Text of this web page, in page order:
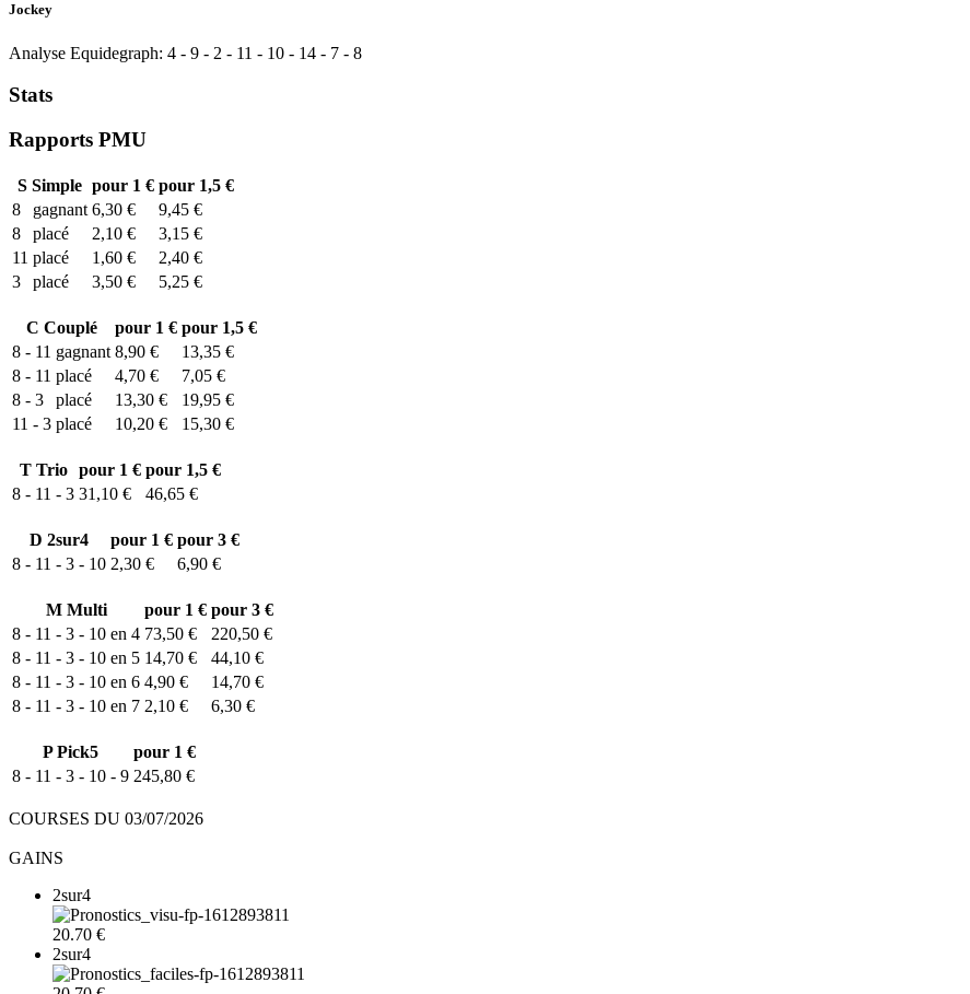
Jockey
Analyse Equidegraph: 4 - 9 - 2 - 11 - 10 - 14 - 7 - 8
Stats
Rapports PMU
S Simple pour 1 € pour 1,5 €
8
gagnant 6,30 €
9,45 €
8
placé 2,10 €
3,15 €
11 placé 1,60 €
2,40 €
3
placé 3,50 € 5,25 €
C Couplé pour 1 € pour 1,5 €
8 - 11 gagnant 8,90 €
13,35 €
8 - 11 placé 4,70 €
7,05 €
8 - 3
placé 13,30 €
19,95 €
11 - 3 placé 10,20 € 15,30 €
TTrio pour 1 € pour 1,5 €
8 - 11 - 3 31,10 € 46,65 €
D 2sur4 pour 1 € pour 3 €
8 - 11 - 3 - 10 2,30 € 6,90 €
MMulti pour 1 € pour 3 €
8 - 11 - 3 - 10 en 4 73,50 €
220,50 €
8 - 11 - 3 - 10 en 5 14,70 €
44,10 €
8 - 11 - 3 - 10 en 6 4,90 €
14,70 €
8 - 11 - 3 - 10 en 7 2,10 € 6,30 €
PPick5
pour 1 €
8 - 11 - 3 - 10 - 9 245,80 €
COURSES DU 03/07/2026
GAINS
2sur4
20.70 €
2sur4